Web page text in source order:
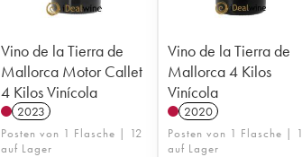
Vino de la Tierra de
Mallorca Motor Callet
4 Kilos Vinícola
2023
Posten von 1 Flasche | 12
auf Lager
Vino de la Tierra de
Mallorca 4 Kilos
Vinícola
2020
Posten von 1 Flasche | 1
auf Lager